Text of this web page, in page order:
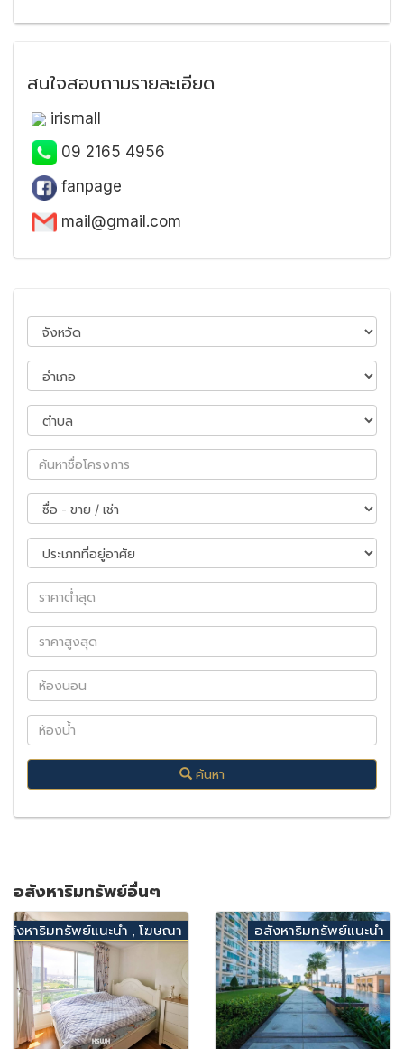
สนใจสอบถามรายละเอียด
irismall
09 2165 4956
fanpage
mail@gmail.com
ค้นหา
อสังหาริมทรัพย์อื่นๆ
สังหาริมทรัพย์แนะนำ , โฆษณา อสังหาริมทรัพย์แนะนำ